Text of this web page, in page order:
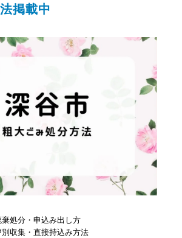
掲載中
処分・申込み出し方
収集・直接持込み方法